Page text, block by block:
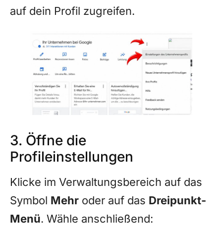
auf dein Profil zugreifen.
3. Öffne die
Profileinstellungen
Klicke im Verwaltungsbereich auf das
Symbol Mehr oder auf das Dreipunkt-
Menü. Wähle anschließend: